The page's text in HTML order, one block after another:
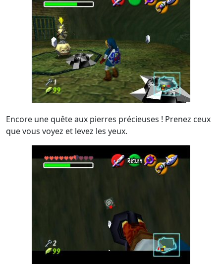
Encore une quête aux pierres précieuses ! Prenez ceux
que vous voyez et levez les yeux.